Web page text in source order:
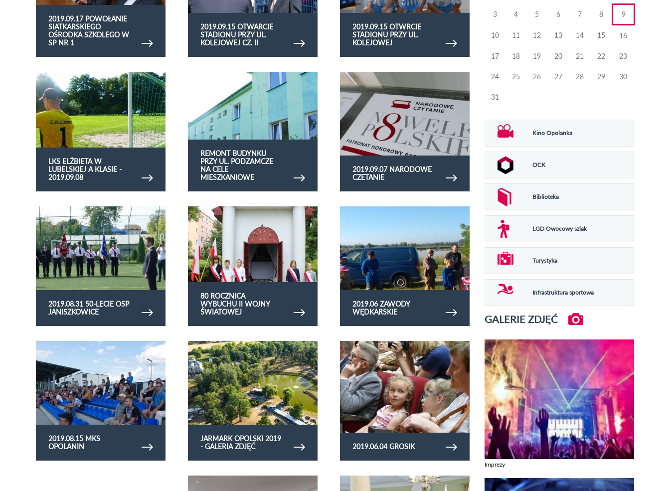
2019.09.17 POWOŁANIE
SIATKARSKIEGO
OŚRODKA SZKOLEGO W
SP NR 1
2019.09.15 OTWARCIE
STADIONU PRZY UL.
KOLEJOWEJ CZ. II
2019.09.15 OTWRCIE
STADIONU PRZY UL.
KOLEJOWEJ
LKS ELŻBIETA W
LUBELSKIEJ A KLASIE -
2019.09.08
Obejrzyj galerię zdjęć LKS Elżbieta w lubelskiej A
klasie - 2019.09.08
REMONT BUDYNKU
PRZY UL. PODZAMCZE
NA CELE
MIESZKANIOWE
Obejrzyj galerię zdjęć Remont budynku przy ul.
Podzamcze na cele mieszkaniowe
2019.09.07 NARODOWE
CZETANIE
Obejrzyj galerię zdjęć 2019.09.07 narodowe
czetanie
2019.08.31 50-LECIE OSP
JANISZKOWICE
Obejrzyj galerię zdjęć 2019.08.31 50-lecie OSP
Janiszkowice
80 ROCZNICA
WYBUCHU II WOJNY
ŚWIATOWEJ
Obejrzyj galerię zdjęć 80 rocznica wybuchu II
Wojny Światowej
2019.06 ZAWODY
WĘDKARSKIE
2019.08.15 MKS
OPOLANIN
Obejrzyj galerię zdjęć 2019.08.15 mks opolanin
JARMARK OPOLSKI 2019
- GALERIA ZDJĘĆ
Obejrzyj galerię zdjęć Jarmark Opolski 2019 -
galeria zdjęć
2019.06.04 GROSIK
Obejrzyj galerię zdjęć 2019.06.04 grosik
Obejrzyj galerię zdjęć 2019.05.21 promesa
wojewody
3 4 5 6 7 8 9
10 11 12 13 14 15 16
17 18 19 20 21 22 23
24 25 26 27 28 29 30
31
Kino Opolanka
OCK
Biblioteka
LGD Owocowy szlak
Turystyka
Infrastruktura sportowa
GALERIE ZDJĘĆ
Imprezy